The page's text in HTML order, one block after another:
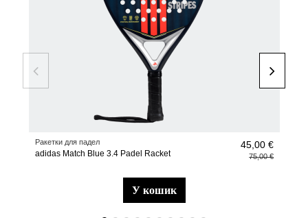
Ракетки для падел
adidas Match Blue 3.4 Padel Racket
45,00 €
75,00 €
у кошик